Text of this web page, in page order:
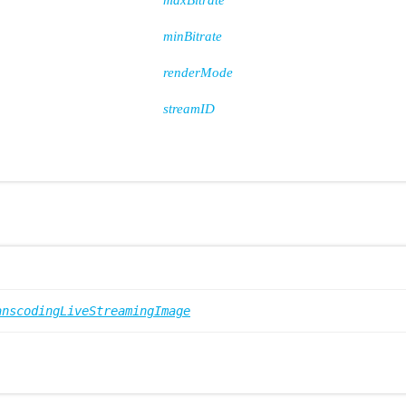
minBitrate
renderMode
streamID